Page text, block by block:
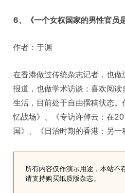
6、《一个女权国家的男性官员
作者：于渊
在香港做过传统杂志记者，也
报道，也做学术访谈；喜欢阅
生活，目前处于自由撰稿状态
忆战场》、《专访许倬云：在
国》、《日治时期的香港：另一
所有内容仅作演示用途，本站不
请支持购买纸质版杂志。